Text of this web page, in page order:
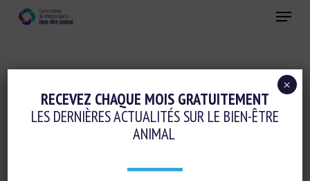
Menu
MOT-CLÉS :RÉSILIENCE
RECEVEZ CHAQUE MOIS GRATUITEMENT
LES DERNIÈRES ACTUALITÉS SUR LE BIEN-ÊTRE
ANIMAL
×